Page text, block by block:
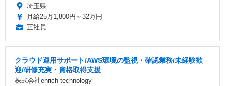
埼玉県
月給25万1,800円～32万円
正社員
クラウド運用サポート/AWS環境の監視・確認業務/未経験歓
迎/研修充実・資格取得支援
株式会社enrich technology